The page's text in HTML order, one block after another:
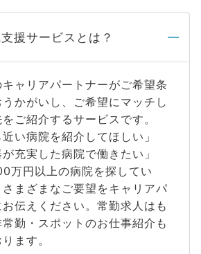
援サービスとは？
ャリアパートナーがご希望条
かがいし、ご希望にマッチし
ご紹介するサービスです。
近い病院を紹介してほしい」
が充実した病院で働きたい」
万円以上の病院を探してい
さまざまなご要望をキャリアパ
伝えください。常勤求人はも
勤・スポットのお仕事紹介も
ます。